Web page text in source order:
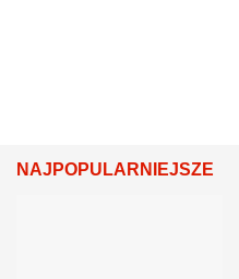
NAJPOPULARNIEJSZE